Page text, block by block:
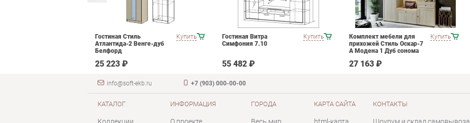
Купить
Гостиная Стиль
Атлантида-2 Венге-дуб
Белфорд
25 223 ₽
Купить
Гостиная Витра
Симфония 7.10
55 482 ₽
Купить
Комплект мебели для
прихожей Стиль Оскар-7
А Модена 1 Дуб сонома
27 163 ₽
info@soft-ekb.ru +7 (903) 000-00-00
КАТАЛОГ ИНФОРМАЦИЯ ГОРОДА КАРТА САЙТА КОНТАКТЫ